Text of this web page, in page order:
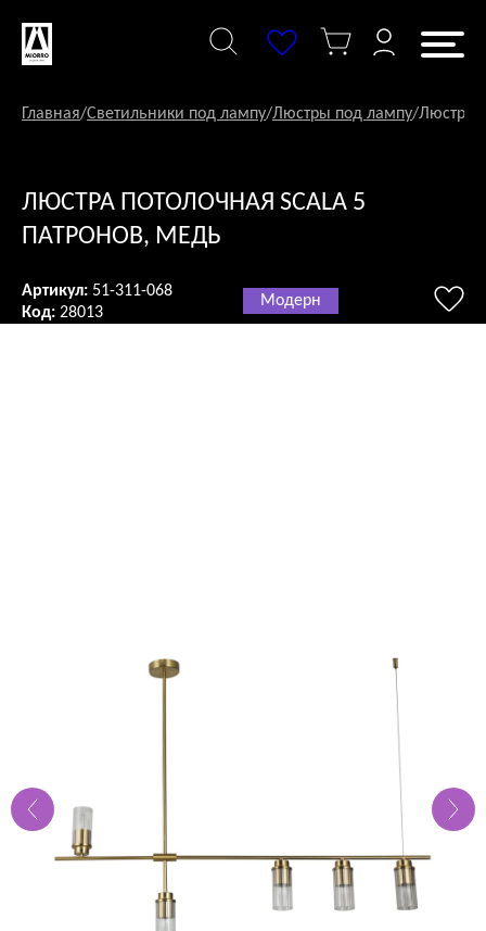
содержанию
Главная/Светильники под лампу/Люстры под лампу/Люстра
ЛЮСТРА ПОТОЛОЧНАЯ SCALA 5
ПАТРОНОВ, МЕДЬ
Артикул: 51-311-068
Код: 28013
Модерн